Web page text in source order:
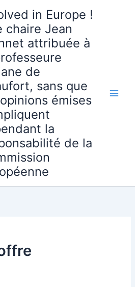
in Europe !
chaire Jean
attribuée à
de
sans que
émises
la
de la